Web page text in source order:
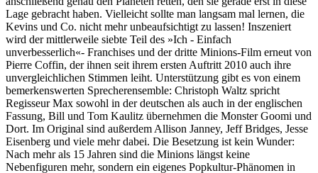
Lage gebracht haben. Vielleicht sollte man langsam mal lernen, die
Kevins und Co. nicht mehr unbeaufsichtigt zu lassen! Inszeniert
wird der mittlerweile siebte Teil des »Ich - Einfach
unverbesserlich«- Franchises und der dritte Minions-Film erneut von
Pierre Coffin, der ihnen seit ihrem ersten Auftritt 2010 auch ihre
unvergleichlichen Stimmen leiht. Unterstützung gibt es von einem
bemerkenswerten Sprecherensemble: Christoph Waltz spricht
Regisseur Max sowohl in der deutschen als auch in der englischen
Fassung, Bill und Tom Kaulitz übernehmen die Monster Goomi und
Dort. Im Original sind außerdem Allison Janney, Jeff Bridges, Jesse
Eisenberg und viele mehr dabei. Die Besetzung ist kein Wunder:
Nach mehr als 15 Jahren sind die Minions längst keine
Nebenfiguren mehr, sondern ein eigenes Popkultur-Phänomen in